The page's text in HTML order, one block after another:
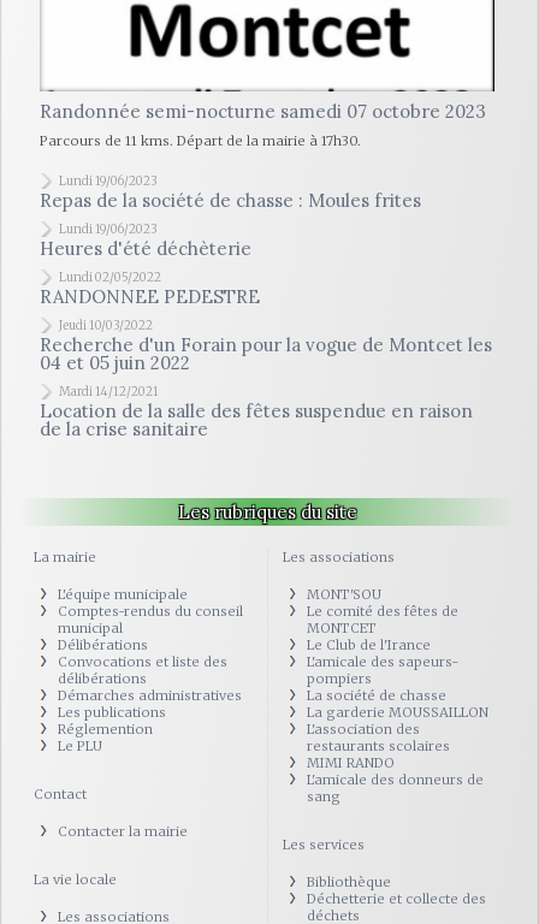
Randonnée semi-nocturne samedi 07 octobre 2023
Parcours de 11 kms. Départ de la mairie à 17h30.
Lundi 19/06/2023
Repas de la société de chasse : Moules frites
Lundi 19/06/2023
Heures d'été déchèterie
Lundi 02/05/2022
RANDONNEE PEDESTRE
Jeudi 10/03/2022
Recherche d'un Forain pour la vogue de Montcet les
04 et 05 juin 2022
Mardi 14/12/2021
Location de la salle des fêtes suspendue en raison
de la crise sanitaire
Les rubriques du site
La mairie
L'équipe municipale
Comptes-rendus du conseil
municipal
Délibérations
Convocations et liste des
délibérations
Démarches administratives
Les publications
Réglemention
Le PLU
Contact
Contacter la mairie
La vie locale
Les associations
Les associations
MONT'SOU
Le comité des fêtes de
MONTCET
Le Club de l'Irance
L'amicale des sapeurs-
pompiers
La société de chasse
La garderie MOUSSAILLON
L'association des
restaurants scolaires
MIMI RANDO
L'amicale des donneurs de
sang
Les services
Bibliothèque
Déchetterie et collecte des
déchets